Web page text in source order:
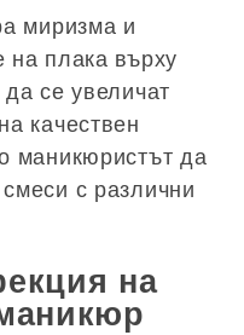
миризма и
на плака върху
се увеличат
качествен
маникюристът да
с различни
на